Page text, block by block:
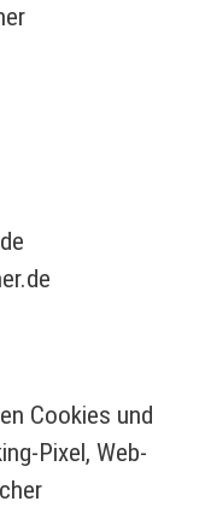
Cookies und
Pixel, Web-